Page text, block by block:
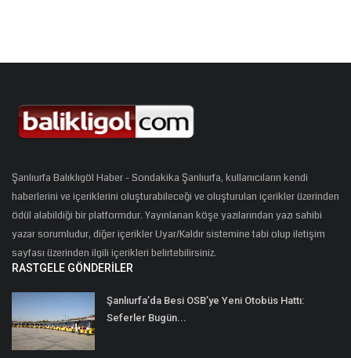
Şanlıurfa Balıklıgöl Haber - Sondakika Şanlıurfa, kullanıcıların kendi
haberlerini ve içeriklerini oluşturabileceği ve oluşturulan içerikler üzerinden
ödül alabildiği bir platformdur. Yayınlanan köşe yazılarından yazı sahibi
yazar sorumludur, diğer içerikler Uyar/Kaldır sistemine tabi olup iletişim
sayfası üzerinden ilgili içerikleri belirtebilirsiniz.
RASTGELE GÖNDERILER
Şanlıurfa’da Besi OSB’ye Yeni Otobüs Hattı:
Seferler Bugün...